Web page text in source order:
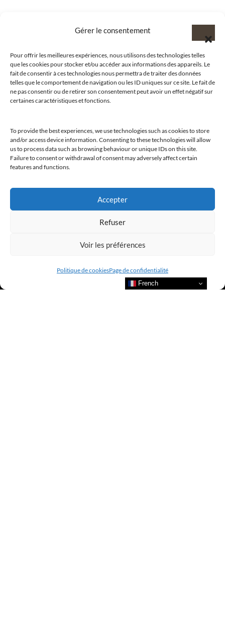
Gérer le consentement
Pour offrir les meilleures expériences, nous utilisons des technologies telles
que les cookies pour stocker et/ou accéder aux informations des appareils. Le
fait de consentir à ces technologies nous permettra de traiter des données
telles que le comportement de navigation ou les ID uniques sur ce site. Le fait de
ne pas consentir ou de retirer son consentement peut avoir un effet négatif sur
certaines caractéristiques et fonctions.
To provide the best experiences, we use technologies such as cookies to store
and/or access device information. Consenting to these technologies will allow
us to process data such as browsing behaviour or unique IDs on this site.
Failure to consent or withdrawal of consent may adversely affect certain
features and functions.
Accepter
Refuser
Voir les préférences
Politique de cookiesPage de confidentialité
@clubamilcar
French